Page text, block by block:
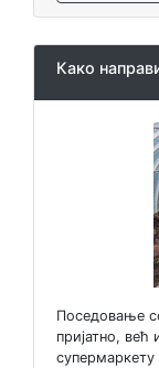
Како
Поседовање
пријатно, већ